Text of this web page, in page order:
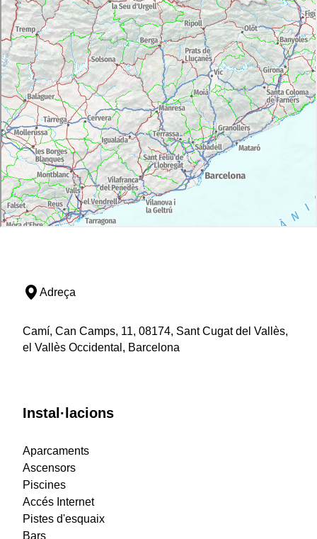
Adreça
Camí, Can Camps, 11, 08174, Sant Cugat del Vallès,
el Vallès Occidental, Barcelona
Instal·lacions
Aparcaments
Ascensors
Piscines
Accés Internet
Pistes d'esquaix
Bars